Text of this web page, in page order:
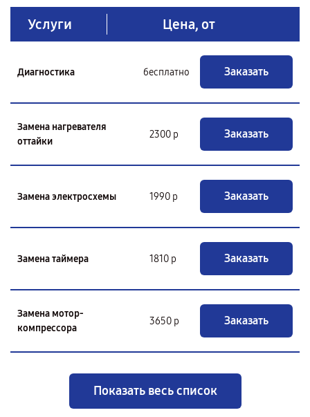
Услуги Цена, от
Диагностика бесплатно Заказать
Замена нагревателя
оттайки
2300 р Заказать
Замена электросхемы 1990 р Заказать
Замена таймера 1810 р Заказать
Замена мотор-
компрессора
3650 р Заказать
Показать весь список